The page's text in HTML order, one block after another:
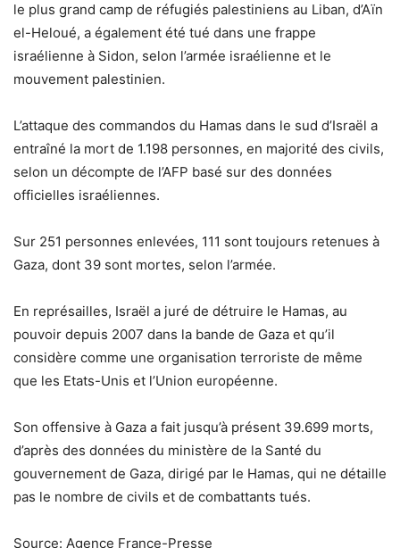
le plus grand camp de réfugiés palestiniens au Liban, d’Aïn
el-Heloué, a également été tué dans une frappe
israélienne à Sidon, selon l’armée israélienne et le
mouvement palestinien.
L’attaque des commandos du Hamas dans le sud d’Israël a
entraîné la mort de 1.198 personnes, en majorité des civils,
selon un décompte de l’AFP basé sur des données
officielles israéliennes.
Sur 251 personnes enlevées, 111 sont toujours retenues à
Gaza, dont 39 sont mortes, selon l’armée.
En représailles, Israël a juré de détruire le Hamas, au
pouvoir depuis 2007 dans la bande de Gaza et qu’il
considère comme une organisation terroriste de même
que les Etats-Unis et l’Union européenne.
Son offensive à Gaza a fait jusqu’à présent 39.699 morts,
d’après des données du ministère de la Santé du
gouvernement de Gaza, dirigé par le Hamas, qui ne détaille
pas le nombre de civils et de combattants tués.
Source: Agence France-Presse